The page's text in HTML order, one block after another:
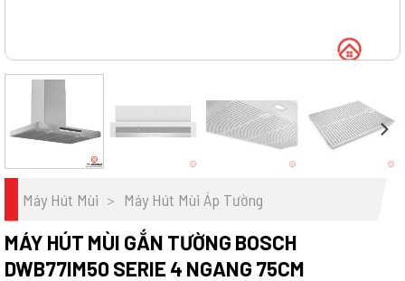
Máy Hút Mùi > Máy Hút Mùi Áp Tường
MÁY HÚT MÙI GẮN TƯỜNG BOSCH
DWB77IM50 SERIE 4 NGANG 75CM